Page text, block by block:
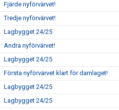
Fjärde nyförvärvet!
Tredje nyförvärvet!
Lagbygget 24/25
Andra nyförvärvet!
Lagbygget 24/25
Första nyförvärvet klart för damlaget!
Lagbygget 24/25
Lagbygget 24/25